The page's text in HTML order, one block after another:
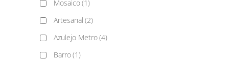
Mosaico(1)
Artesanal (2)
Azulejo Metro(4)
Barro(1)